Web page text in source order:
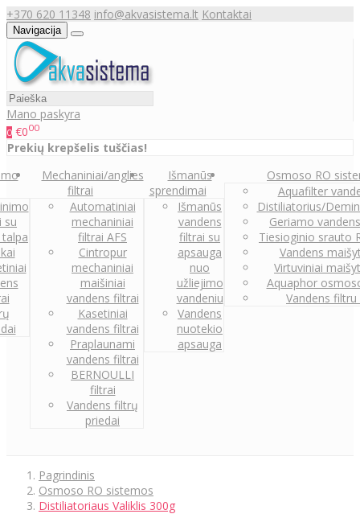
+370 620 11348 info@akvasistema.lt Kontaktai
Navigacija
Mano paskyra
0 €000
Prekių krepšelis tuščias!
su
Mechaniniai/anglies
filtrai
Automatiniai
mechaniniai
filtrai AFS
Cintropur
mechaniniai
maišiniai
vandens filtrai
Kasetiniai
vandens filtrai
Praplaunami
vandens filtrai
BERNOULLI
filtrai
Vandens filtrų
priedai
Išmanūs
sprendimai
Išmanūs
vandens
filtrai su
apsauga
nuo
užliejimo
vandeniu
Vandens
nuotekio
apsauga
Osmoso RO
Aquafilter
Distiliatorius/
Geriamo
Tiesioginio srauto
Vandens
Virtuviniai
Aquaphor
Vandens filtru
Pagrindinis
Osmoso RO sistemos
Distiliatoriaus Valiklis 300g